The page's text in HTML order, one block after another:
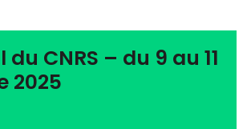
du CNRS – du 9 au 11
2025